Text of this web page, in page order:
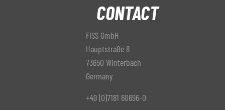
CONTACT
FISS GmbH
Hauptstraße 8
73650 Winterbach
Germany
+49 (0)7181 60696-0